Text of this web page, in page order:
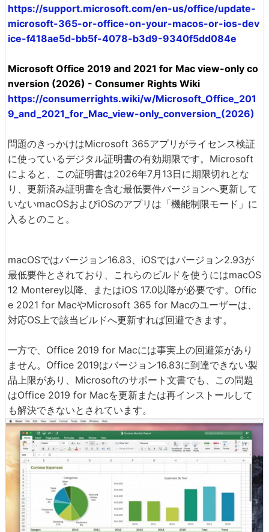
https://support.microsoft.com/en-us/office/update-
microsoft-365-or-office-on-your-macos-or-ios-dev
ice-f418ae5d-bb5f-4078-b3d9-9340f5dd084e
Microsoft Office 2019 and 2021 for Mac view-only co
nversion (2026) - Consumer Rights Wiki
https://consumerrights.wiki/w/Microsoft_Office_201
9_and_2021_for_Mac_view-only_conversion_(2026)
問題のきっかけはMicrosoft 365アプリがライセンス検証
に使っているデジタル証明書の有効期限です。Microsoft
によると、この証明書は2026年7月13日に期限切れとな
り、更新済み証明書を含む最低要件バージョンへ更新して
いないmacOSおよびiOSのアプリは「機能制限モード」に
入るとのこと。
macOSではバージョン16.83、iOSではバージョン2.93が
最低要件とされており、これらのビルドを使うにはmacOS
12 Monterey以降、またはiOS 17.0以降が必要です。Offic
e 2021 for MacやMicrosoft 365 for Macのユーザーは、
対応OS上で該当ビルドへ更新すれば回避できます。
一方で、Office 2019 for Macには事実上の回避策があり
ません。Office 2019はバージョン16.83に到達できない製
品上限があり、Microsoftのサポート文書でも、この問題
はOffice 2019 for Macを更新または再インストールして
も解決できないとされています。